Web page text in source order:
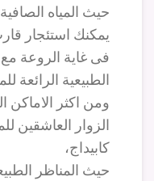
حيث المياه
يمكنك استئجار
فى غاية الروعة
الطبيعية الرائعة
ومن اكثر
الزوار العاشقين
كابيداج،
حيث المناظر